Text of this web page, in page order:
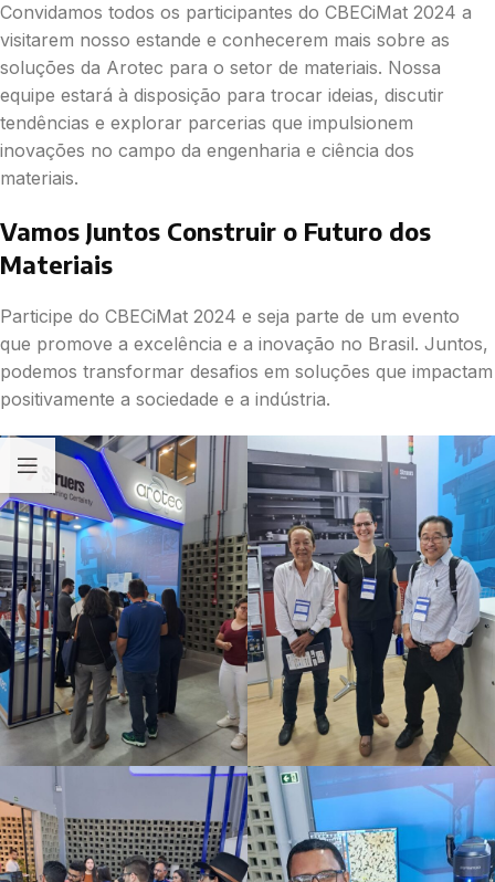
Convidamos todos os participantes do CBECiMat 2024 a
visitarem nosso estande e conhecerem mais sobre as
soluções da Arotec para o setor de materiais. Nossa
equipe estará à disposição para trocar ideias, discutir
tendências e explorar parcerias que impulsionem
inovações no campo da engenharia e ciência dos
materiais.
Vamos Juntos Construir o Futuro dos
Materiais
Participe do CBECiMat 2024 e seja parte de um evento
que promove a excelência e a inovação no Brasil. Juntos,
podemos transformar desafios em soluções que impactam
positivamente a sociedade e a indústria.